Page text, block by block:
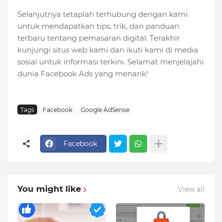
Selanjutnya tetaplah terhubung dengan kami
untuk mendapatkan tips, trik, dan panduan
terbaru tentang pemasaran digital. Terakhir
kunjungi situs web kami dan ikuti kami di media
sosial untuk informasi terkini. Selamat menjelajahi
dunia Facebook Ads yang menarik!
Tags Facebook Google AdSense
Facebook
You might like View all